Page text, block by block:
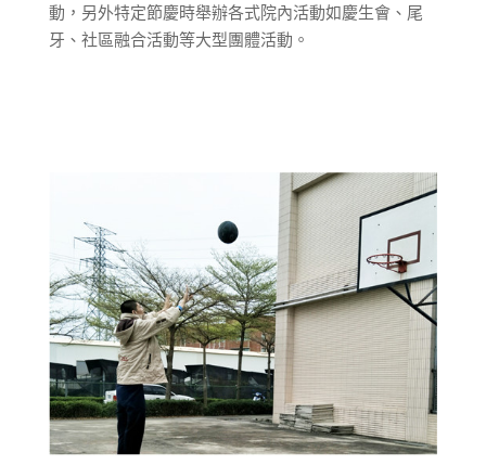
動，另外特定節慶時舉辦各式院內活動如慶生會、尾
牙、社區融合活動等大型團體活動。